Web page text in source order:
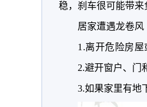
稳，刹车很可能带来
居家遭遇龙卷风
1.离开危险房
2.避开窗户、门
3.如果家里有地